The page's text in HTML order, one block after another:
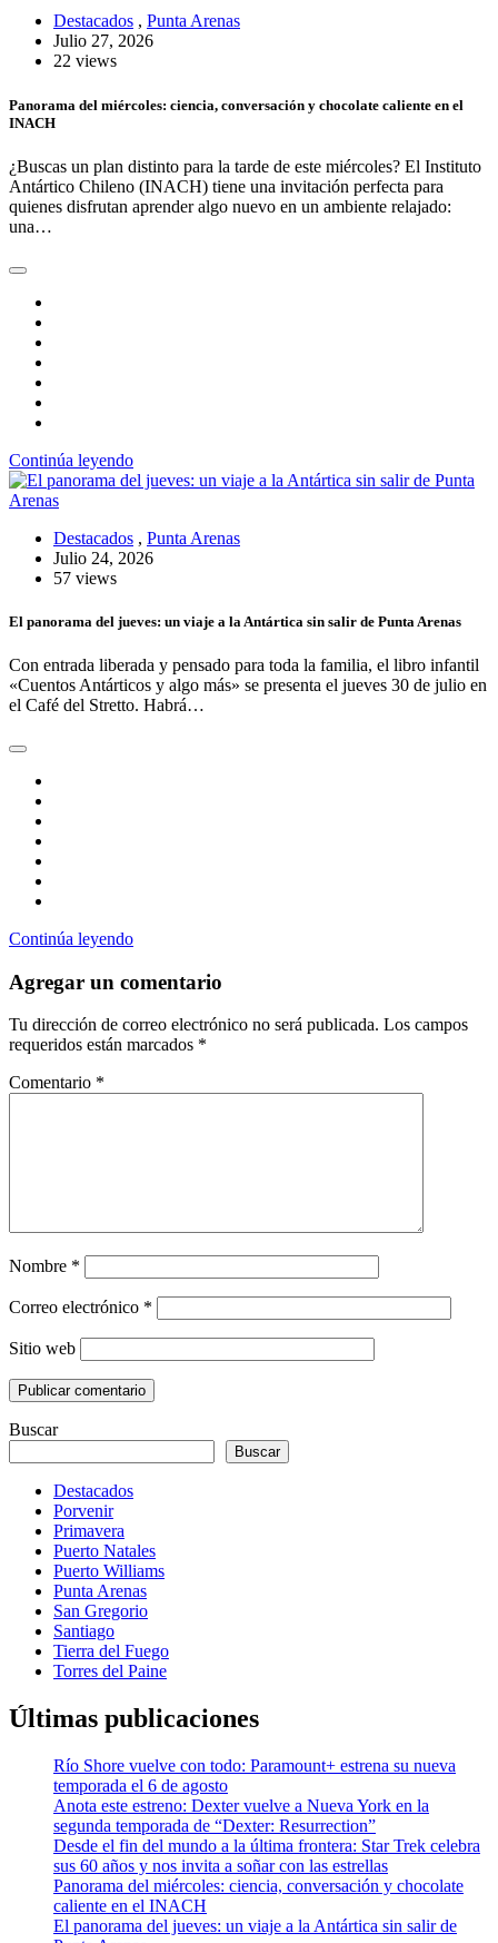
Destacados , Punta Arenas
Julio 27, 2026
22 views
Panorama del miércoles: ciencia, conversación y chocolate caliente en el
INACH
¿Buscas un plan distinto para la tarde de este miércoles? El Instituto
Antártico Chileno (INACH) tiene una invitación perfecta para
quienes disfrutan aprender algo nuevo en un ambiente relajado:
una…
Continúa leyendo
Destacados , Punta Arenas
Julio 24, 2026
57 views
El panorama del jueves: un viaje a la Antártica sin salir de Punta Arenas
Con entrada liberada y pensado para toda la familia, el libro infantil
«Cuentos Antárticos y algo más» se presenta el jueves 30 de julio en
el Café del Stretto. Habrá…
Continúa leyendo
Agregar un comentario
Tu dirección de correo electrónico no será publicada. Los campos
requeridos están marcados *
Comentario *
Nombre *
Correo electrónico *
Sitio web
Buscar
Buscar
Destacados
Porvenir
Primavera
Puerto Natales
Puerto Williams
Punta Arenas
San Gregorio
Santiago
Tierra del Fuego
Torres del Paine
Últimas publicaciones
Río Shore vuelve con todo: Paramount+ estrena su nueva
temporada el 6 de agosto
Anota este estreno: Dexter vuelve a Nueva York en la
segunda temporada de “Dexter: Resurrection”
Desde el fin del mundo a la última frontera: Star Trek celebra
sus 60 años y nos invita a soñar con las estrellas
Panorama del miércoles: ciencia, conversación y chocolate
caliente en el INACH
El panorama del jueves: un viaje a la Antártica sin salir de